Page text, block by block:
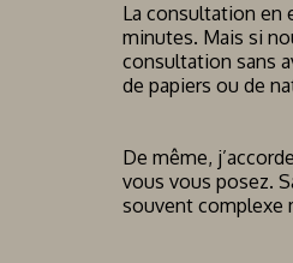
La consultation en
minutes. Mais si
consultation sans
de papiers ou de
De même,
vous vous posez.
souvent complexe